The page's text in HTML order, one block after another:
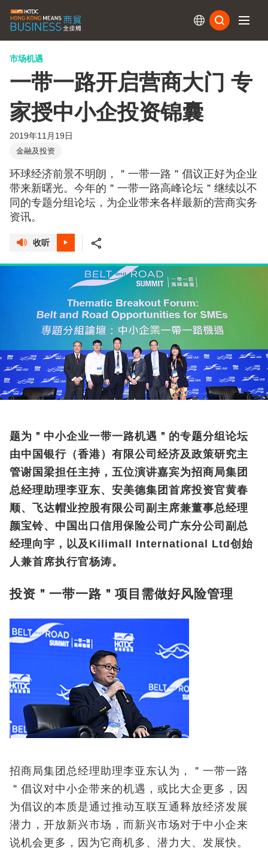
市场机遇
一带一路开启营商大门 专
家授中小企投资锦囊
2019年11月19日
金融及投资
环球经济前景不明朗，＂一带一路＂倡议正好为企业
带来新曙光。今年的＂一带一路高峰论坛＂继续以不
同的专题分组论坛，为企业带来各样最新的营商实务
资讯。
收听
题为＂中小企业一带一路机遇＂的专题分组论坛
由中国银行（香港）有限公司经济及政策研究主
管谢国梁担任主持，五位演讲嘉宾为招商局集团
总经理助理李亚东、安美德集团首席投资官黄春
顺、飞达帽业控股有限公司副主席兼董事总经理
颜宝铃、中国出口信用保险公司广东分公司副总
经理向宇，以及Kilimall International Ltd创始
人兼首席执行官杨涛。
投资＂一带一路＂项目需做好风险管理
招商局集团总经理助理李亚东认为，＂一带一路
＂倡议对中小企带来的机遇，或比大企更多，因
为倡议的本质是通过推动互联互通释放经济发展
潜力，开放新兴市场，而新兴市场对于中小企来
说机会更多，因为它商机多、潜力大、发展快。